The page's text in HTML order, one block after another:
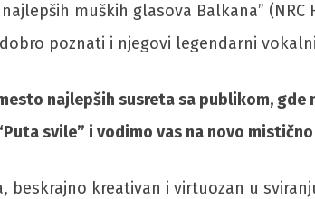
muških glasova Balkana”
poznati i njegovi legendarni
najlepših susreta sa publikom,
svile” i vodimo vas na novo
beskrajno kreativan i virtuozan u